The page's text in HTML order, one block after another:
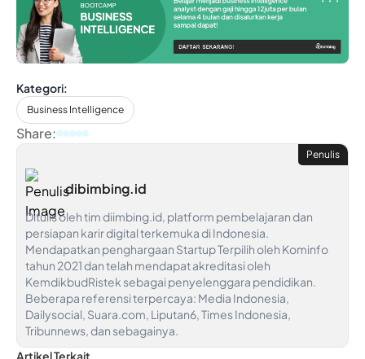
Kategori:
Business Intelligence
Share:
Penulis
dibimbing.id
Ditulis oleh tim diimbing.id, platform pembelajaran dan
persiapan karir digital terkemuka di Indonesia.
Mendapatkan penghargaan Startup Terpilih oleh Kominfo
tahun 2021 dan telah mendapat akreditasi oleh
KemdikbudRistek sebagai penyelenggara pendidikan.
Beberapa referensi terpercaya: Media Indonesia,
Dailysocial, Suara.com, Liputan6, Times Indonesia,
Tribunnews, dan sebagainya.
Artikel Terkait